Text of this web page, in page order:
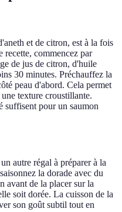
et de citron, est à la fois
recette, commencez par
de jus de citron, d'huile
30 minutes. Préchauffez la
peau d'abord. Cela permet
texture croustillante.
suffisent pour un saumon
autre régal à préparer à la
la dorade avec du
avant de la placer sur la
soit dorée. La cuisson de la
son goût subtil tout en